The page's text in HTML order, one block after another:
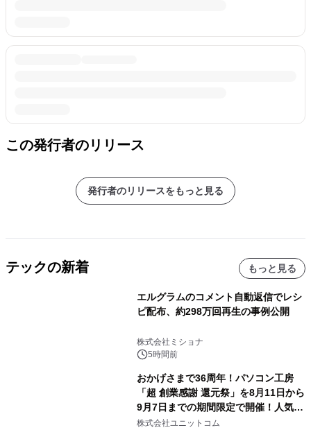
この発行者のリリース
発行者のリリースをもっと見る
テックの新着 もっと見る
エルグラムのコメント自動返信でレシ
ピ配布、約298万回再生の事例公開
株式会社ミショナ
5時間前
おかげさまで36周年！パソコン工房
「超 創業感謝 還元祭」を8月11日から
9月7日までの期間限定で開催！人気の
ゲーミングPCや高性能ノートPCなど
株式会社ユニットコム